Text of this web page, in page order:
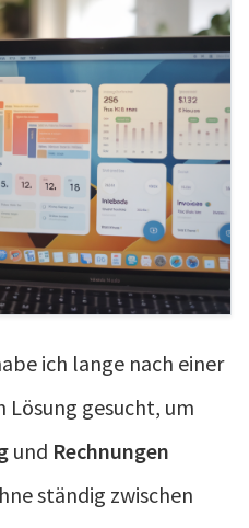
ich lange nach einer
gesucht, um
und Rechnungen
ständig zwischen